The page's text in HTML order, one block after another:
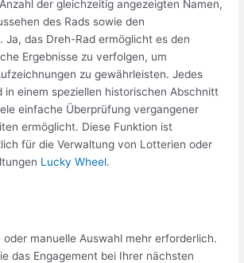
der gleichzeitig angezeigten Namen,
des Rads sowie den
Ja, das Dreh-Rad ermöglicht es den
Ergebnisse zu verfolgen, um
zu gewährleisten. Jedes
in einem speziellen historischen Abschnitt
einfache Überprüfung vergangener
ermöglicht. Diese Funktion ist
für die Verwaltung von Lotterien oder
Lucky Wheel.
oder manuelle Auswahl mehr erforderlich.
das Engagement bei Ihrer nächsten